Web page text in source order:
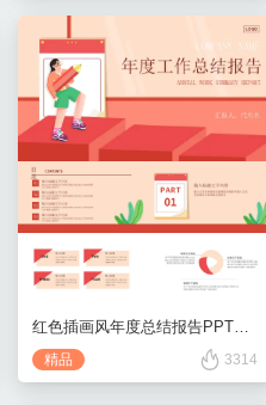
红色插画风年度总结报告PPT模板
精品 3314